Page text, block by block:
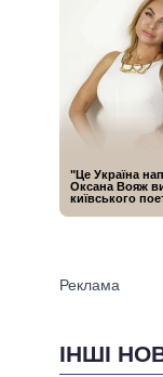
ІНШІ